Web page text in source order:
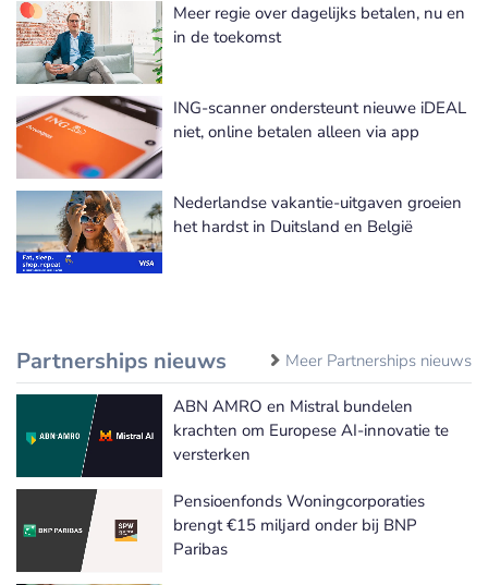
Meer regie over dagelijks betalen, nu en
in de toekomst
ING-scanner ondersteunt nieuwe iDEAL
niet, online betalen alleen via app
Nederlandse vakantie-uitgaven groeien
het hardst in Duitsland en België
Partnerships nieuws Meer Partnerships nieuws
ABN AMRO en Mistral bundelen
krachten om Europese AI-innovatie te
versterken
Pensioenfonds Woningcorporaties
brengt €15 miljard onder bij BNP
Paribas